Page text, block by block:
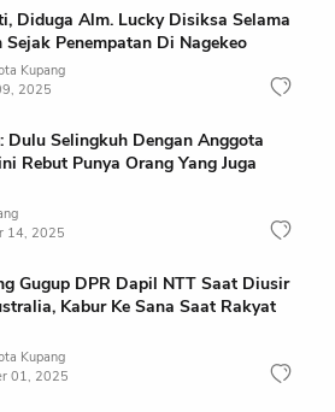
Diduga Alm. Lucky Disiksa Selama
Sejak Penempatan Di Nagekeo
Kupang
2025
Dulu Selingkuh Dengan Anggota
Rebut Punya Orang Yang Juga
14, 2025
Gugup DPR Dapil NTT Saat Diusir
Kabur Ke Sana Saat Rakyat
Kupang
01, 2025